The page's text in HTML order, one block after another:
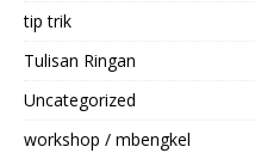
tip trik
Tulisan Ringan
Uncategorized
workshop / mbengkel